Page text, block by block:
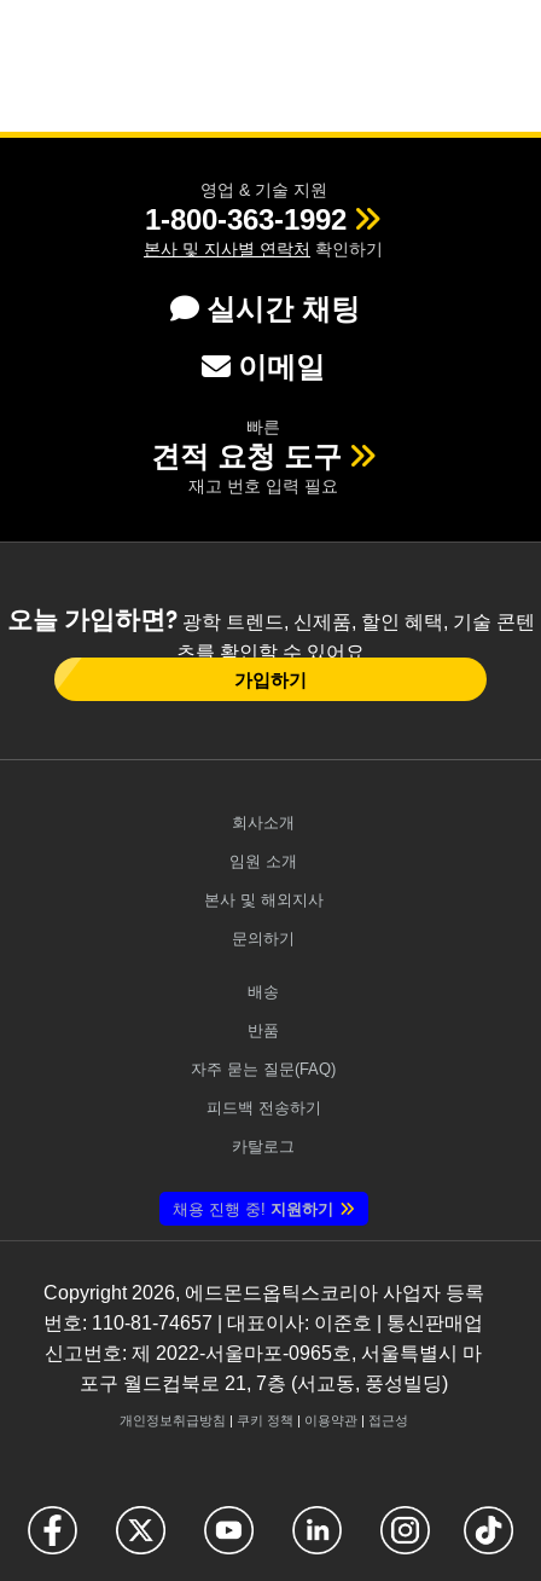
영업 & 기술 지원
1-800-363-1992
본사 및 지사별 연락처 확인하기
실시간 채팅
이메일
빠른
견적 요청 도구
재고 번호 입력 필요
오늘 가입하면?광학 트렌드, 신제품, 할인 혜택, 기술 콘텐
츠를 확인할 수 있어요
가입하기
회사소개
임원 소개
본사 및 해외지사
문의하기
배송
반품
자주 묻는 질문(FAQ)
피드백 전송하기
카탈로그
채용 진행 중! 지원하기
Copyright 2026, 에드몬드옵틱스코리아 사업자 등록
번호: 110-81-74657 | 대표이사: 이준호 | 통신판매업
신고번호: 제 2022-서울마포-0965호, 서울특별시 마
포구 월드컵북로 21, 7층 (서교동, 풍성빌딩)
개인정보취급방침 쿠키 정책 이용약관| 접근성